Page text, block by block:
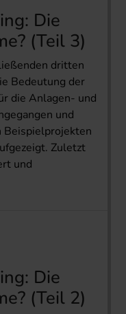
Die
(Teil 3)
dritten
Bedeutung der
die Anlagen- und
und
Beispielprojekten
Zuletzt
und
Die
(Teil 2)